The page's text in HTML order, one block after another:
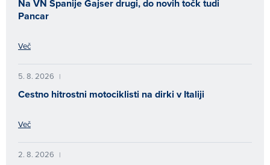
Na VN Španije Gajser drugi, do novih točk tudi
Pancar
Več
5. 8. 2026 |
Cestno hitrostni motociklisti na dirki v Italiji
Več
2. 8. 2026 |